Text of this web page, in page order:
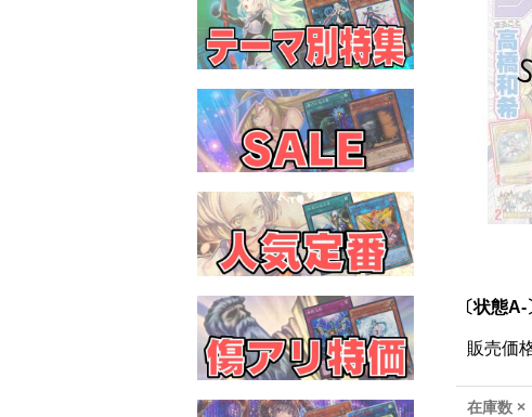
〔状態
販売価
在庫数 ×